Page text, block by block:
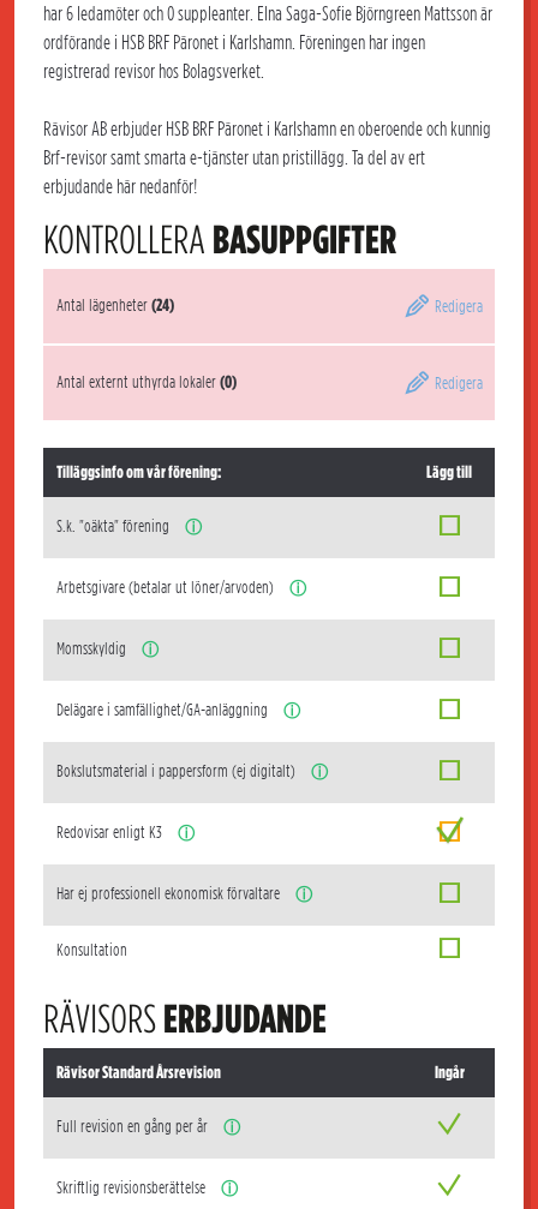
har 6 ledamöter och 0 suppleanter. Elna Saga-Sofie Björngreen Mattsson är
ordförande i HSB BRF Päronet i Karlshamn. Föreningen har ingen
registrerad revisor hos Bolagsverket.
Rävisor AB erbjuder HSB BRF Päronet i Karlshamn en oberoende och kunnig
Brf-revisor samt smarta e-tjänster utan pristillägg. Ta del av ert
erbjudande här nedanför!
KONTROLLERA BASUPPGIFTER
Antal lägenheter(24) Redigera
Antal externt uthyrda lokaler(0) Redigera
Tilläggsinfo om vår förening: Lägg till
S.k. "oäkta" förening ⓘ
Arbetsgivare (betalar ut löner/arvoden) ⓘ
Momsskyldig ⓘ
Delägare i samfällighet/GA-anläggning ⓘ
Bokslutsmaterial i pappersform (ej digitalt) ⓘ
Redovisar enligt K3 ⓘ
Har ej professionell ekonomisk förvaltare ⓘ
Konsultation
RÄVISORSERBJUDANDE
Rävisor Standard Årsrevision Ingår
Full revision en gång per år ⓘ
Skriftlig revisionsberättelse ⓘ